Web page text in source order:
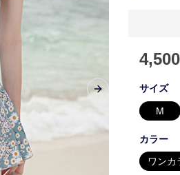
Next slide
4,500
サイズ
M
カラー
ワンカ